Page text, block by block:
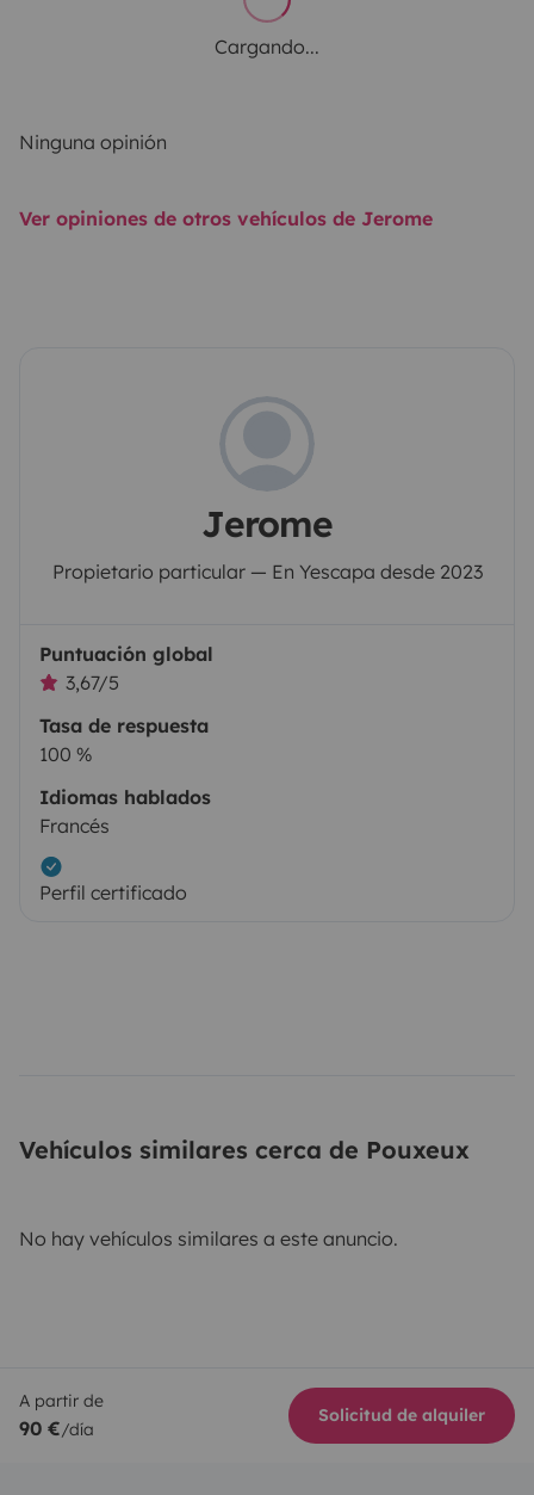
Cargando...
Ninguna opinión
Ver opiniones de otros vehículos de Jerome
Jerome
Propietario particular — En Yescapa desde 2023
Puntuación global
3,67/5
Tasa de respuesta
100 %
Idiomas hablados
Francés
Perfil certificado
Vehículos similares cerca de Pouxeux
No hay vehículos similares a este anuncio.
A partir de
90 €/día
Solicitud de alquiler